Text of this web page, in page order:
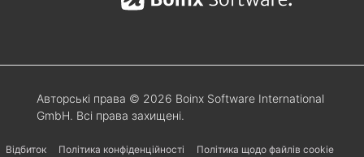
Авторські права © 2026 Boinx Software International
GmbH. Всі права захищені.
Відбиток Політика конфіденційності
Політика щодо файлів cookie